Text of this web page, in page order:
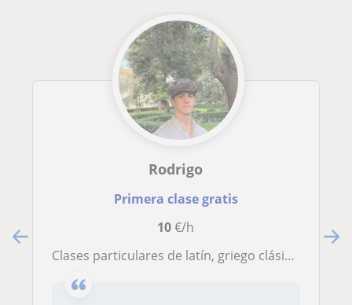
Rodrigo
Primera clase gratis
10€/h
Clases particulares de latín, griego clásico y literatura grecolatina para la preparación del año académico, exámenes o pruebas.